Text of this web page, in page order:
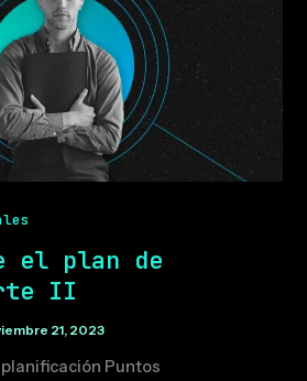
el plan de
II
21, 2023
Puntos